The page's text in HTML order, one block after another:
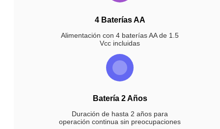
4 Baterías AA
Alimentación con 4 baterías AA de 1.5
Vcc incluidas
Batería 2 Años
Duración de hasta 2 años para
operación continua sin preocupaciones